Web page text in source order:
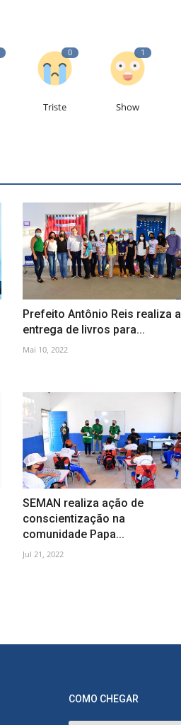
0
Triste
1
Show
Prefeito Antônio Reis realiza a
entrega de livros para...
Mai 10, 2022
SEMAN realiza ação de
conscientização na
comunidade Papa...
Jul 21, 2022
COMO CHEGAR